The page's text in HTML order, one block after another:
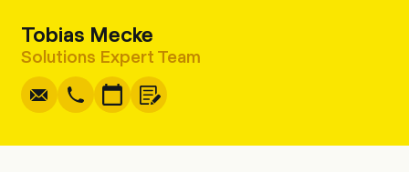
Tobias Mecke
Solutions Expert Team
Écrire Copier
Appel Copier